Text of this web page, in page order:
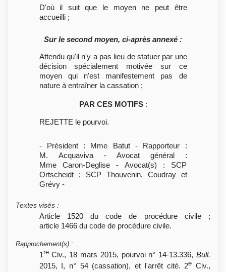
D'où il suit que le moyen ne peut être
accueilli ;
Sur le second moyen, ci-après annexé :
Attendu qu'il n'y a pas lieu de statuer par une
décision spécialement motivée sur ce
moyen qui n'est manifestement pas de
nature à entraîner la cassation ;
PAR CES MOTIFS:
REJETTE le pourvoi.
- Président : Mme Batut - Rapporteur :
M. Acquaviva - Avocat général :
Mme Caron-Deglise - Avocat(s) : SCP
Ortscheidt ; SCP Thouvenin, Coudray et
Grévy -
Textes visés :
Article 1520 du code de procédure civile ;
article 1466 du code de procédure civile.
Rapprochement(s) :
1reCiv., 18 mars 2015, pourvoi n° 14-13.336, Bull.
2015, I, n° 54 (cassation), et l'arrêt cité. 2e Civ.,